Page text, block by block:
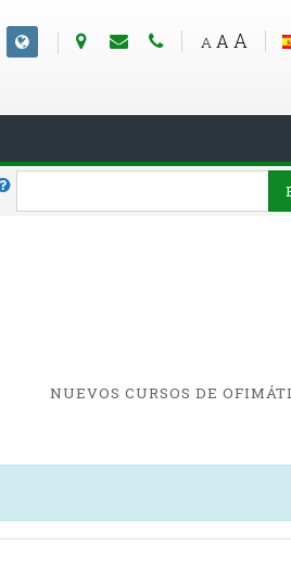
A A A
NUEVOS CURSOS DE